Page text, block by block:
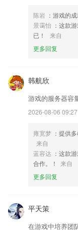
陈岩 ：游戏的
景霭怡 ：这款
已！
来自
更多回复
韩航欣
游戏的服务器容
2026-08-06 09:27
雍宽梦 ：提供
来自
蓝容达 ：这款
合作。！
来自
更多回复
平天策
在游戏中培养团